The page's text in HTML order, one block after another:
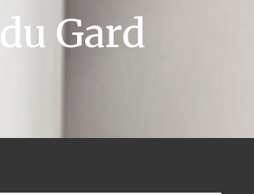
du Gard